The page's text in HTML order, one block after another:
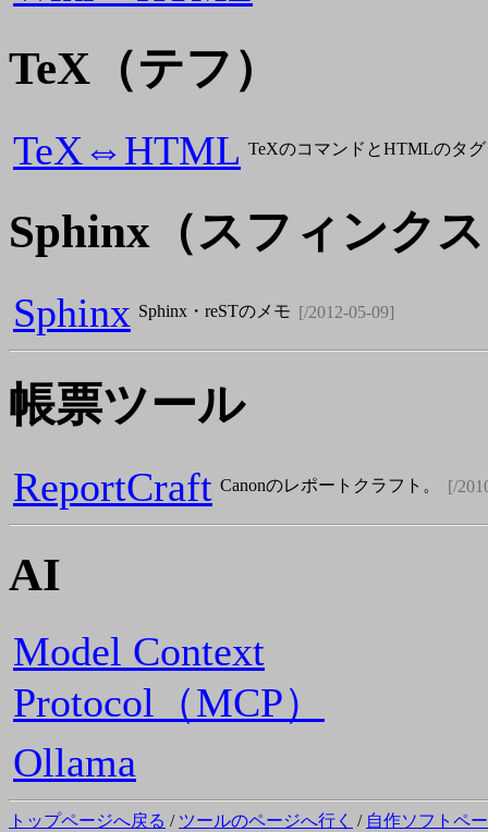
TeX （テフ）
TeX⇔HTML TeXのコマンドとHTMLのタ
Sphinx （スフィンク
Sphinx Sphinx・reSTのメモ [/2012-05-09]
帳票ツール
ReportCraft Canonのレポートクラフト。 [/
AI
Model Context
Protocol（MCP）
Ollama
トップページへ戻る / ツールのページへ行く / 自作ソフトペ